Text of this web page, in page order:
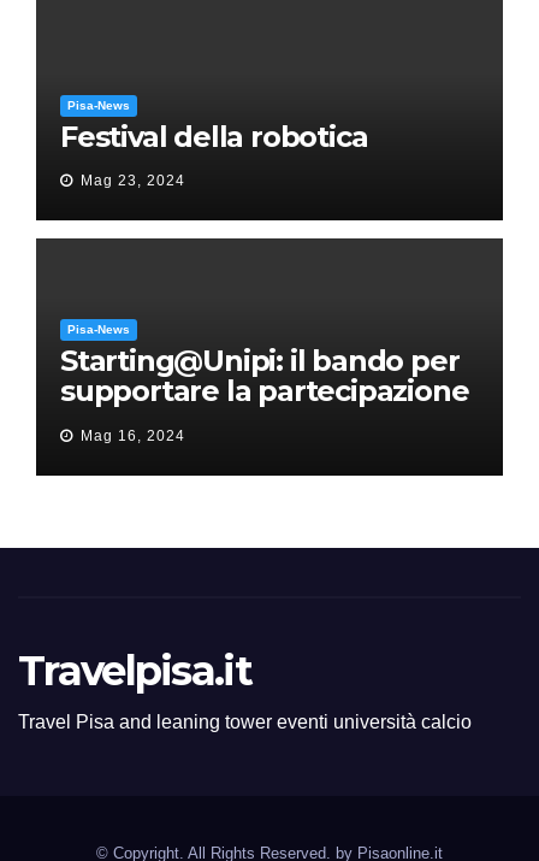
Pisa-News
Festival della robotica
Mag 23, 2024
Pisa-News
Starting@Unipi: il bando per
supportare la partecipazione
all’ERC Starting Grant
Mag 16, 2024
Travelpisa.it
Travel Pisa and leaning tower eventi università calcio
© Copyright. All Rights Reserved. by Pisaonline.it